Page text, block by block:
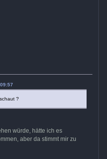
?
würde, hätte ich es
aber da stimmt mir zu